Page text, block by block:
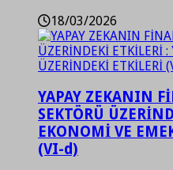
18/03/2026
YAPAY ZEKANIN
SEKTÖRÜ
EKONOMİ VE
(VI-d)